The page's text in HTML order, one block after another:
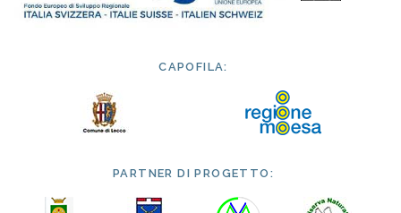
CAPOFILA:
PARTNER DI PROGETTO: